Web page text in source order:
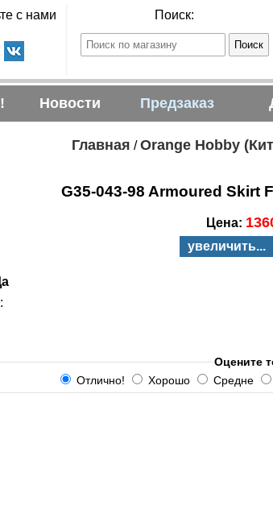
с нами Поиск:
Новости Предзаказ
Главная /Orange Hobby
G35-043-98 Armoured Skirt
Цена:
увеличить...
Оцените
Отлично!
Хорошо Средне